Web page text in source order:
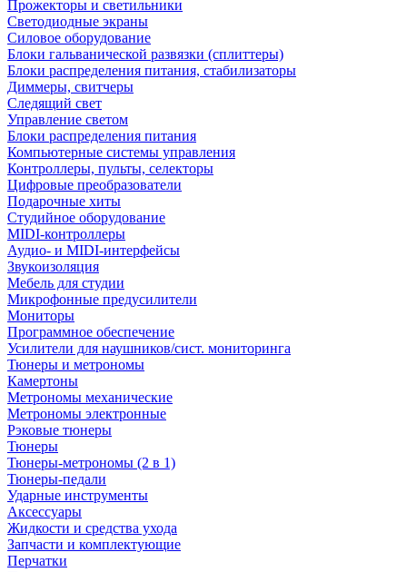
Прожекторы и светильники
Светодиодные экраны
Силовое оборудование
Блоки гальванической развязки (сплиттеры)
Блоки распределения питания, стабилизаторы
Диммеры, свитчеры
Следящий свет
Управление светом
Блоки распределения питания
Компьютерные системы управления
Контроллеры, пульты, селекторы
Цифровые преобразователи
Подарочные хиты
Студийное оборудование
MIDI-контроллеры
Аудио- и MIDI-интерфейсы
Звукоизоляция
Мебель для студии
Микрофонные предусилители
Мониторы
Программное обеспечение
Усилители для наушников/сист. мониторинга
Тюнеры и метрономы
Камертоны
Метрономы механические
Метрономы электронные
Рэковые тюнеры
Тюнеры
Тюнеры-метрономы (2 в 1)
Тюнеры-педали
Ударные инструменты
Аксессуары
Жидкости и средства ухода
Запчасти и комплектующие
Перчатки